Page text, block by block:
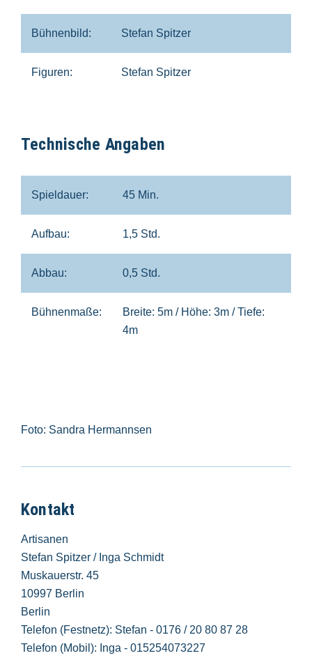
Bühnenbild: Stefan Spitzer
Figuren: Stefan Spitzer
Technische Angaben
Spieldauer: 45 Min.
Aufbau: 1,5 Std.
Abbau: 0,5 Std.
Bühnenmaße:
Breite: 5m / Höhe: 3m / Tiefe:
4m
Foto: Sandra Hermannsen
Kontakt
Artisanen
Stefan Spitzer / Inga Schmidt
Muskauerstr. 45
10997 Berlin
Berlin
Telefon (Festnetz): Stefan - 0176 / 20 80 87 28
Telefon (Mobil): Inga - 015254073227